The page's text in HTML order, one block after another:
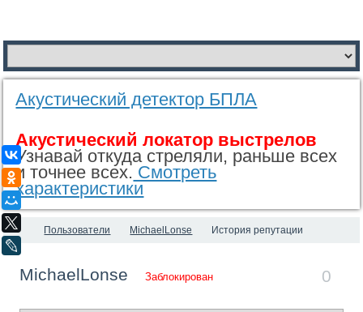
ВКонтакте
Одноклассники
Мой Мир
Акустический детектор БПЛА
Акустический локатор выстрелов
Узнавай откуда стреляли, раньше всех
и точнее всех. Смотреть
характеристики
Пользователи MichaelLonse История репутации
0
MichaelLonse Заблокирован